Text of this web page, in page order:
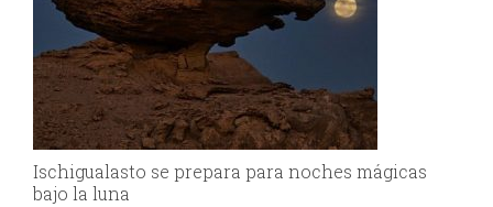
Ischigualasto se prepara para noches mágicas
bajo la luna